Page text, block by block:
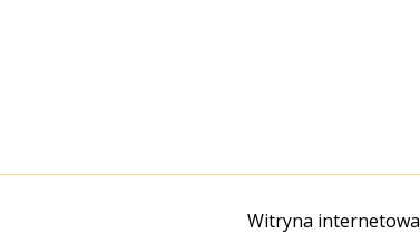
Witryna internetowa